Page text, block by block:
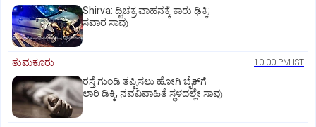
Shirva: ದ್ವಿಚಕ್ರ ವಾಹನಕ್ಕೆ ಕಾರು ಢಿಕ್ಕಿ;
ಸವಾರ ಸಾವು
ತುಮಕೂರು 10:00 PM IST
ರಸ್ತೆ ಗುಂಡಿ ತಪ್ಪಿಸಲು ಹೋಗಿ ಬೈಕ್‌ಗೆ
ಲಾರಿ ಡಿಕ್ಕಿ, ನವವಿವಾಹಿತೆ ಸ್ಥಳದಲ್ಲೇ ಸಾವು